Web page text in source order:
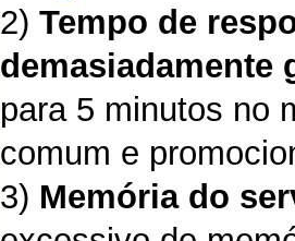
2) Tempo de
demasiadamente
para 5 minutos no
comum e
3) Memória do